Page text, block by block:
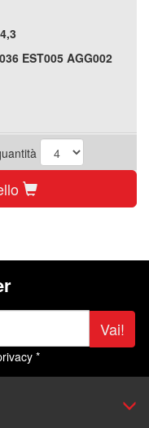
EST005 AGG002
Vai!
*